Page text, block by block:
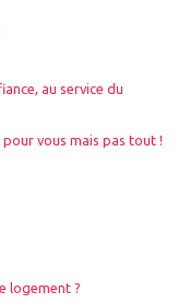
au service du
vous mais pas tout !
logement ?